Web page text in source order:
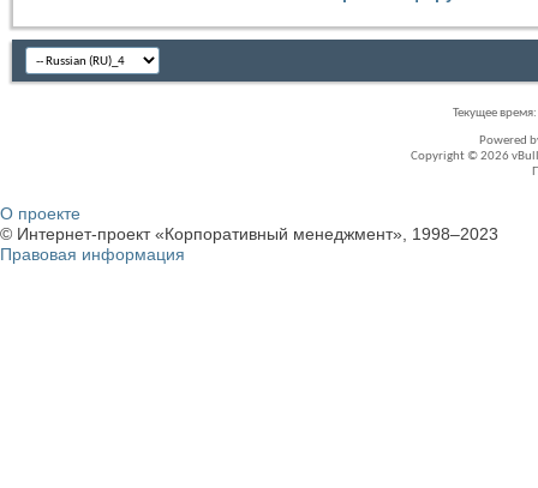
Текущее время:
Powered
Copyright © 2026
О проекте
© Интернет-проект «Корпоративный менеджмент», 1998–2023
Правовая информация